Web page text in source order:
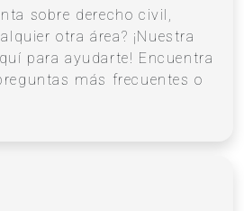
sobre derecho civil,
otra área? ¡Nuestra
para ayudarte! Encuentra
más frecuentes o